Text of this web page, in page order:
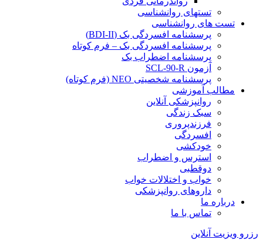
تستهای روانشناسی
تست های روانشناسی
پرسشنامه افسردگی بک (BDI-II)
پرسشنامه افسردگی بک – فرم کوتاه
پرسشنامه اضطراب بک
آزمون SCL-90-R
پرسشنامه شخصیتی NEO (فرم کوتاه)
مطالب آموزشی
روانپزشکی آنلاین
سبک زندگی
فرزندپروری
افسردگی
خودکشی
استرس و اضطراب
دوقطبی
خواب و اختلالات خواب
داروهای روانپزشکی
درباره ما
تماس با ما
رزرو ویزیت آنلاین